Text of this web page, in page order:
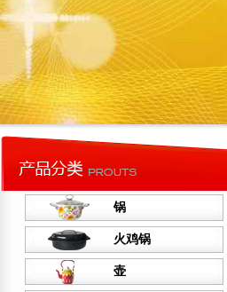
锅
火鸡锅
壶